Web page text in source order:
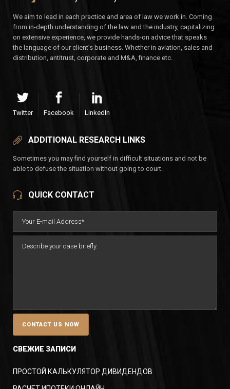
We aim to lead in each practice and area of law we work in. Coming
from in-depth understanding of the law and the industry, capitalizing
on extensive experience, we provide hands-on advice that speaks
the language of our client’s business. Whether in aviation, sales and
distribution, antitrust, corporate and M&A, finance etc.
Twitter Facebook LinkedIn
ADDITIONAL RESEARCH LINKS
Sometimes you may find yourself in difficult situations and not be
able to defuse the situation without going to court.
QUICK CONTACT
СВЕЖИЕ ЗАПИСИ
ПРОСТОЙ КАЛЬКУЛЯТОР ДИВИДЕНДОВ